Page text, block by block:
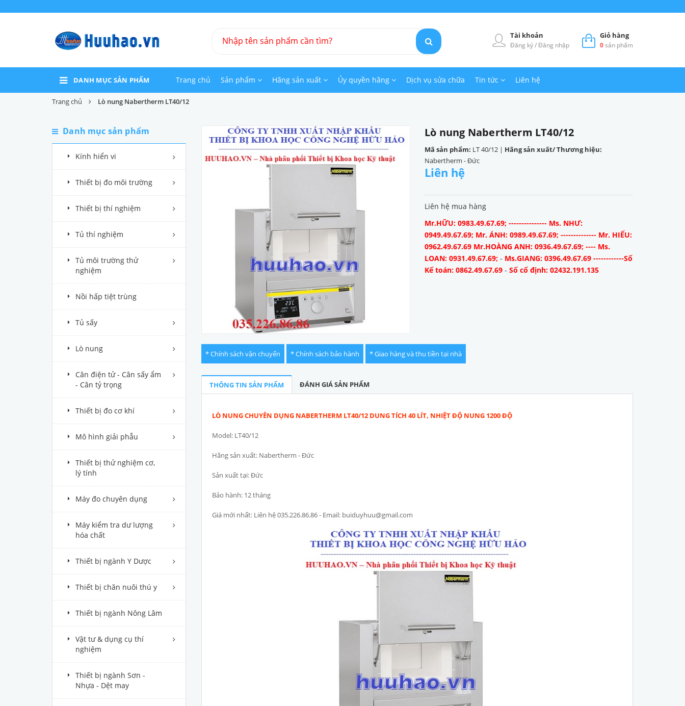
Giỏ hàng
0sản phẩm
Tài khoản
Đăng ký/Đăng nhập
DANH MỤC SẢN PHẨM Trang chủ Sản phẩm Hãng sản xuất Ủy quyền hãng Dịch vụ sửa chữa Tin tức Liên hệ
Trang chủ Lò nung Nabertherm LT40/12
Danh mục sản phẩm
Kính hiển vi
Thiết bị đo môi trường
Thiết bị thí nghiệm
Tủ thí nghiệm
Tủ môi trường thử
nghiệm
Nồi hấp tiệt trùng
Tủ sấy
Lò nung
Cân điện tử - Cân sấy ẩm
- Cân tỷ trọng
Thiết bị đo cơ khí
Mô hình giải phẫu
Thiết bị thử nghiệm cơ,
lý tính
Máy đo chuyên dụng
Máy kiểm tra dư lượng
hóa chất
Thiết bị ngành Y Dược
Thiết bị chăn nuôi thú y
Thiết bị ngành Nông Lâm
Vật tư & dụng cụ thí
nghiệm
Thiết bị ngành Sơn -
Nhựa - Dệt may
Lò nung Nabertherm LT40/12
Mã sản phẩm: LT 40/12 | Hãng sản xuất/ Thương hiệu:
Nabertherm - Đức
Liên hệ
Liên hệ mua hàng
Mr.HỮU: 0983.49.67.69; --------------- Ms. NHƯ:
0949.49.67.69; Mr. ÁNH: 0989.49.67.69; -------------- Mr. HIẾU:
0962.49.67.69 Mr.HOÀNG ANH: 0936.49.67.69; ---- Ms.
LOAN: 0931.49.67.69; - Ms.GIANG: 0396.49.67.69 ------------Số
Kế toán: 0862.49.67.69 -Số cố định: 02432.191.135
* Chính sách vận chuyển * Chính sách bảo hành * Giao hàng và thu tiền tại nhà
THÔNG TIN SẢN PHẨM ĐÁNH GIÁ SẢN PHẨM
LÒ NUNG CHUYÊN DỤNG NABERTHERM LT40/12 DUNG TÍCH 40 LÍT, NHIỆT ĐỘ NUNG 1200 ĐỘ
Model: LT40/12
Hãng sản xuất: Nabertherm - Đức
Sản xuất tại: Đức
Bảo hành: 12 tháng
Giá mới nhất: Liên hệ 035.226.86.86 - Email: buiduyhuu@gmail.com